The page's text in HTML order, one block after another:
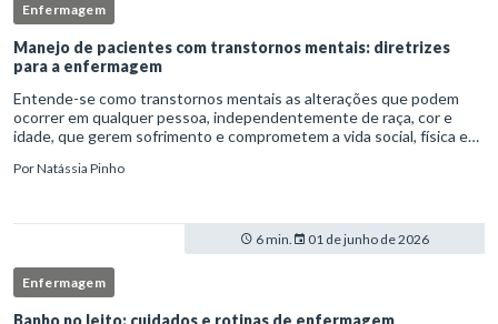
Enfermagem
Manejo de pacientes com transtornos mentais: diretrizes
para a enfermagem
Entende-se como transtornos mentais as alterações que podem
ocorrer em qualquer pessoa, independentemente de raça, cor e
idade, que gerem sofrimento e comprometem a vida social, física e
PorNatássia Pinho
6 min. 01 de junho de 2026
Enfermagem